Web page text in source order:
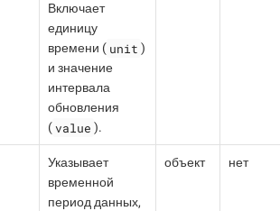
Включает
единицу
времени ( unit )
и значение
интервала
обновления
( value ).
Указывает
временной
период данных,
объект нет